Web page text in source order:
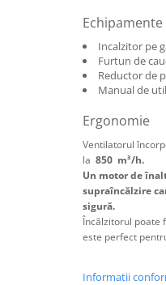
Echipamente
Incalzitor pe
Furtun de
Reductor de
Manual de
Ergonomie
Ventilatorul
la 850 m³/h.
Un motor de
supraîncălzire
sigură.
Încălzitorul poate
este perfect
Informatii